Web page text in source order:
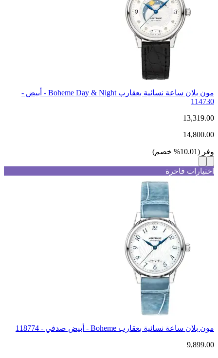
مون بلان ساعة نسائية بعقارب Boheme Day & Night - أبيض -
114730
13,319.00
14,800.00
وفر (
10.01
% خصم)
اختيارات فاخرة
مون بلان ساعة نسائية بعقارب Boheme - أبيض صدفي - 118774
9,899.00